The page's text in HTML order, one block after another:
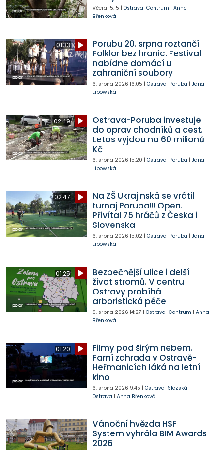
Včera 15:15 | Ostrava-Centrum | Anna
Břenková
01:33
Porubu 20. srpna roztančí
Folklor bez hranic. Festival
nabídne domácí u
zahraniční soubory
6. srpna 2026 16:05 | Ostrava-Poruba | Jana
Lipowská
02:49
Ostrava-Poruba investuje
do oprav chodníků a cest.
Letos vyjdou na 60 milionů
Kč
6. srpna 2026 15:20 | Ostrava-Poruba | Jana
Lipowská
02:47
Na ZŠ Ukrajinská se vrátil
turnaj Poruba!!! Open.
Přivítal 75 hráčů z Česka i
Slovenska
6. srpna 2026 15:02| Ostrava-Poruba | Jana
Lipowská
01:25
Bezpečnější ulice i delší
život stromů. V centru
Ostravy probíhá
arboristická péče
6. srpna 2026 14:27 | Ostrava-Centrum | Anna
Břenková
01:20
Filmy pod širým nebem.
Farní zahrada v Ostravě-
Heřmanicích láká na letní
kino
6. srpna 2026 9:45 | Ostrava-Slezská
Ostrava | Anna Břenková
Vánoční hvězda HSF
System vyhrála BIM Awards
2026